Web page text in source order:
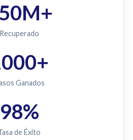
Recuperado
Ganados
98%
de Éxito